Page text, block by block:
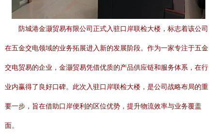
防城港金灏贸易有限公司正式入驻口岸联检大楼，标志着该公司
在五金交电领域的业务拓展进入新的发展阶段。作为一家专注于五金
交电贸易的企业，金灏贸易凭借优质的产品供应链和服务体系，在行
业内赢得了良好口碑。此次入驻口岸联检大楼，是公司战略布局的重
要一步，旨在借助口岸便利的区位优势，提升物流效率与业务覆盖
面。